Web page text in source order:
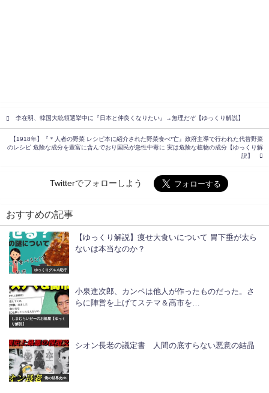
李在明、韓国大統領選挙中に『日本と仲良くなりたい』→無理だぞ【ゆっくり解説】
【1918年】『＊人者の野菜 レシピ本に紹介された野菜食べ*亡』政府主導で行われた代替野菜
のレシピ 危険な成分を豊富に含んでおり国民が急性中毒に 実は危険な植物の成分【ゆっくり解
説】
Twitterでフォローしよう
おすすめの記事
ゆっくりグルメ紀行
【ゆっくり解説】痩せ大食いについて 胃下垂が太ら
ないは本当なのか？
しまむらいだーのお部屋【ゆっく
り解説】
小泉進次郎、カンペは他人が作ったものだった。さ
らに陣営を上げてステマ＆高市を…
俺の世界史ch
シオン長老の議定書 人間の底すらない悪意の結晶